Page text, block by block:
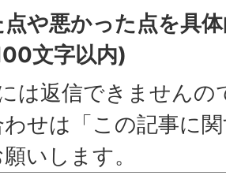
点や悪かった点を具
文字以内)
は返信できませんの
せは「この記事に
いします。